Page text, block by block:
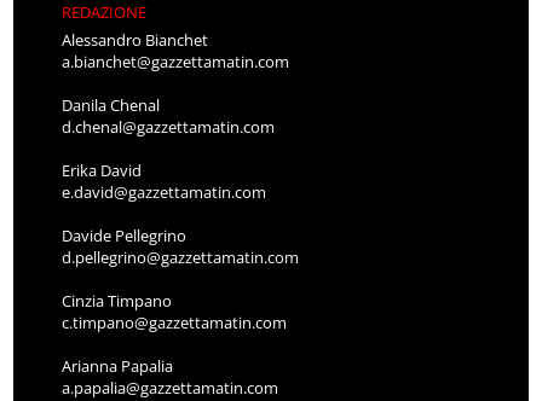
REDAZIONE
Alessandro Bianchet
a.bianchet@gazzettamatin.com
Danila Chenal
d.chenal@gazzettamatin.com
Erika David
e.david@gazzettamatin.com
Davide Pellegrino
d.pellegrino@gazzettamatin.com
Cinzia Timpano
c.timpano@gazzettamatin.com
Arianna Papalia
a.papalia@gazzettamatin.com